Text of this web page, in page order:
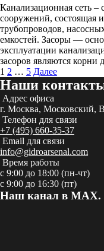
Канализационная сеть
сооружений, состоящая
трубопроводов,
емкостей. Засоры —
эксплуатации
засоров являются корни
Пагинация
записей
1 2 … 5 Далее
Наши
Адрес офиса
г. Москва, Московский,
Телефон для связи
+7 (495) 660-35-37
Email для связи
info@gidroarsenal.com
Время работы
с 9:00 до 18:00 (пн-чт)
с 9:00 до 16:30 (пт)
Наш канал в MAX.